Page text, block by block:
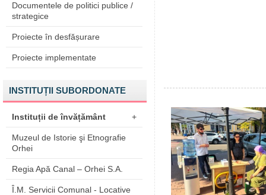
Documentele de politici publice /
strategice
Proiecte în desfășurare
Proiecte implementate
INSTITUȚII SUBORDONATE
Instituții de învățământ +
Muzeul de Istorie şi Etnografie
Orhei
Regia Apă Canal – Orhei S.A.
Î.M. Servicii Comunal - Locative